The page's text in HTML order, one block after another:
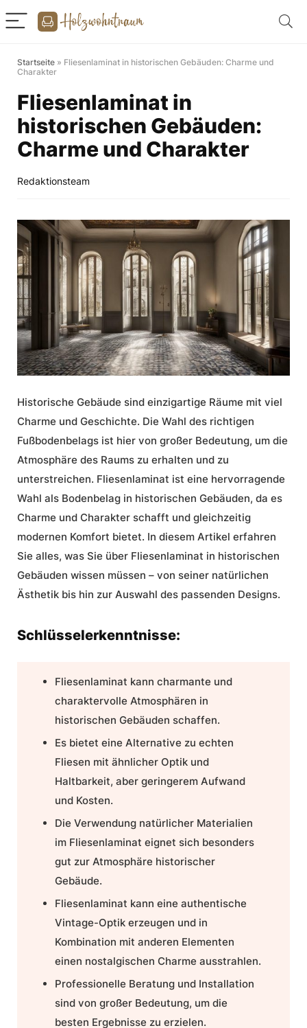
Startseite » Fliesenlaminat in historischen Gebäuden: Charme und
Charakter
Fliesenlaminat in
historischen Gebäuden:
Charme und Charakter
Redaktionsteam
Historische Gebäude sind einzigartige Räume mit viel
Charme und Geschichte. Die Wahl des richtigen
Fußbodenbelags ist hier von großer Bedeutung, um die
Atmosphäre des Raums zu erhalten und zu
unterstreichen. Fliesenlaminat ist eine hervorragende
Wahl als Bodenbelag in historischen Gebäuden, da es
Charme und Charakter schafft und gleichzeitig
modernen Komfort bietet. In diesem Artikel erfahren
Sie alles, was Sie über Fliesenlaminat in historischen
Gebäuden wissen müssen – von seiner natürlichen
Ästhetik bis hin zur Auswahl des passenden Designs.
Schlüsselerkenntnisse:
Fliesenlaminat kann charmante und
charaktervolle Atmosphären in
historischen Gebäuden schaffen.
Es bietet eine Alternative zu echten
Fliesen mit ähnlicher Optik und
Haltbarkeit, aber geringerem Aufwand
und Kosten.
Die Verwendung natürlicher Materialien
im Fliesenlaminat eignet sich besonders
gut zur Atmosphäre historischer
Gebäude.
Fliesenlaminat kann eine authentische
Vintage-Optik erzeugen und in
Kombination mit anderen Elementen
einen nostalgischen Charme ausstrahlen.
Professionelle Beratung und Installation
sind von großer Bedeutung, um die
besten Ergebnisse zu erzielen.